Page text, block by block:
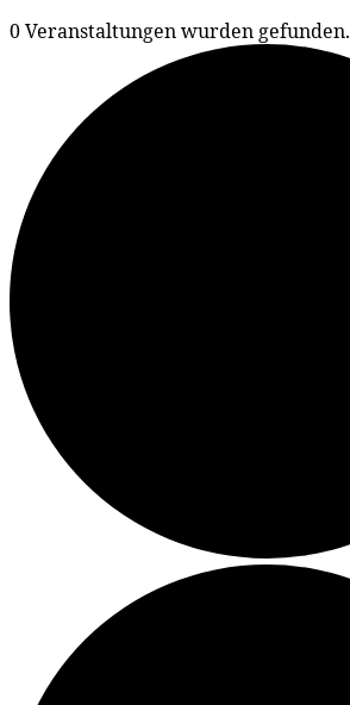
0 Veranstaltungen wurden gefunden.